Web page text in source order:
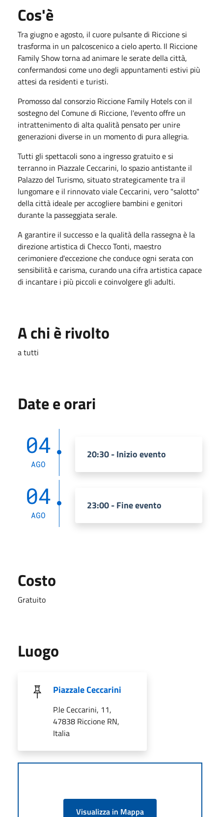
Cos'è
Tra giugno e agosto, il cuore pulsante di Riccione si
trasforma in un palcoscenico a cielo aperto. Il Riccione
Family Show torna ad animare le serate della città,
confermandosi come uno degli appuntamenti estivi più
attesi da residenti e turisti.
Promosso dal consorzio Riccione Family Hotels con il
sostegno del Comune di Riccione, l'evento offre un
intrattenimento di alta qualità pensato per unire
generazioni diverse in un momento di pura allegria.
Tutti gli spettacoli sono a ingresso gratuito e si
terranno in Piazzale Ceccarini, lo spazio antistante il
Palazzo del Turismo, situato strategicamente tra il
lungomare e il rinnovato viale Ceccarini, vero "salotto"
della città ideale per accogliere bambini e genitori
durante la passeggiata serale.
A garantire il successo e la qualità della rassegna è la
direzione artistica di Checco Tonti, maestro
cerimoniere d'eccezione che conduce ogni serata con
sensibilità e carisma, curando una cifra artistica capace
di incantare i più piccoli e coinvolgere gli adulti.
A chi è rivolto
a tutti
Date e orari
04
AGO
20:30 - Inizio evento
04
AGO
23:00 - Fine evento
Costo
Gratuito
Luogo
Piazzale Ceccarini
P.le Ceccarini, 11,
47838 Riccione RN,
Italia
Visualizza in Mappa